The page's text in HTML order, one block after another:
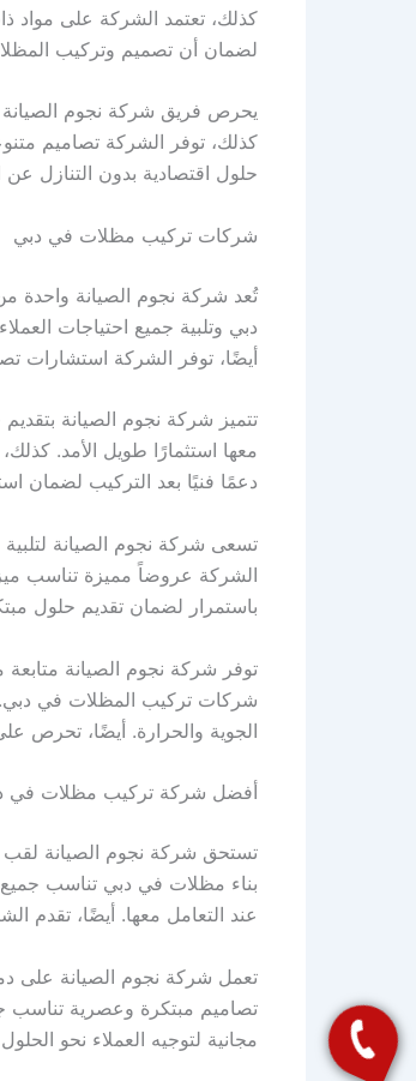
كذلك، تعتمد الشركة على مواد
لضمان أن تصميم وتركيب
يحرص فريق شركة نجوم الصيانة
كذلك، توفر الشركة تصاميم
حلول اقتصادية بدون التنازل عن
شركات تركيب مظلات في دبي
تُعد شركة نجوم الصيانة واحدة
دبي وتلبية جميع احتياجات
أيضًا، توفر الشركة استشارات
تتميز شركة نجوم الصيانة
معها استثمارًا طويل الأمد.
دعمًا فنيًا بعد التركيب لضمان
تسعى شركة نجوم الصيانة
الشركة عروضاً مميزة تناسب
باستمرار لضمان تقديم حلول
توفر شركة نجوم الصيانة
شركات تركيب المظلات في دبي.
الجوية والحرارة. أيضًا، تحرص
أفضل شركة تركيب مظلات في
تستحق شركة نجوم الصيانة لقب
بناء مظلات في دبي تناسب جميع
عند التعامل معها. أيضًا، تقدم
تعمل شركة نجوم الصيانة على
تصاميم مبتكرة وعصرية تناسب
مجانية لتوجيه العملاء نحو